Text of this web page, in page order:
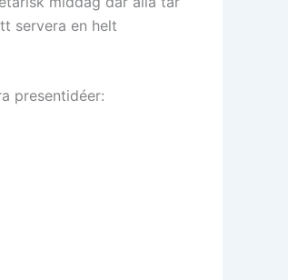
servera en helt
presentidéer: